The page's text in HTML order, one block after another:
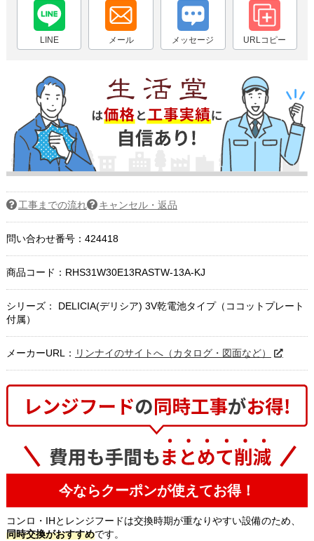
LINE メール メッセージ URLコピー
工事までの流れ キャンセル・返品
問い合わせ番号：424418
商品コード： RHS31W30E13RASTW-13A-KJ
シリーズ： DELICIA(デリシア) 3V乾電池タイプ（ココットプレート
付属）
メーカーURL： リンナイのサイトへ（カタログ・図面など）
今ならクーポンが使えてお得！
コンロ・IHとレンジフードは交換時期が重なりやすい設備のため、
同時交換がおすすめです。